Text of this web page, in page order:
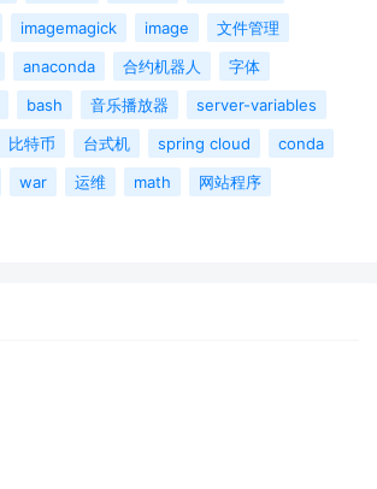
imagemagick image
文件管理
anaconda 合约机器人
字体
bash 音乐播放器
server-variables
比特币 台式机 spring cloud
conda
war 运维 math
网站程序